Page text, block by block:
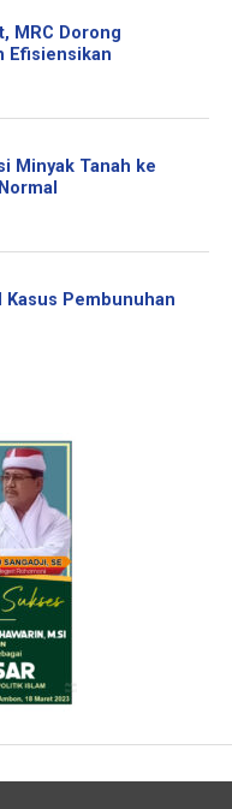
MRC Dorong
Efisiensikan
Minyak Tanah ke
Kasus Pembunuhan